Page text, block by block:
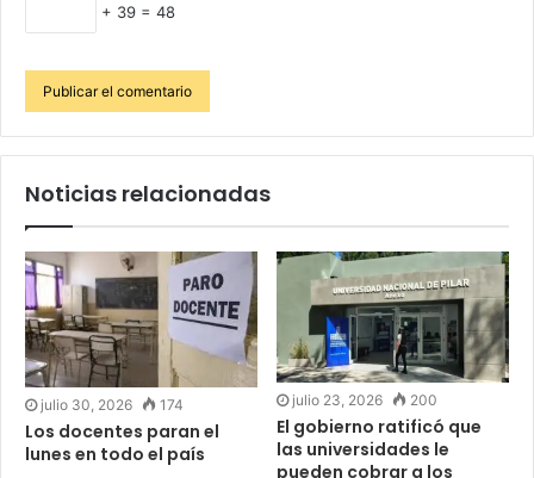
+ 39 = 48
Noticias relacionadas
julio 30, 2026 174
Los docentes paran el
lunes en todo el país
julio 23, 2026 200
El gobierno ratificó que
las universidades le
pueden cobrar a los